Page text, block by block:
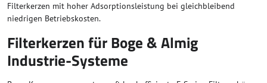
Filterkerzen mit hoher Adsorptionsleistung bei gleichbleibend
niedrigen Betriebskosten.
Filterkerzen für Boge & Almig
Industrie-Systeme